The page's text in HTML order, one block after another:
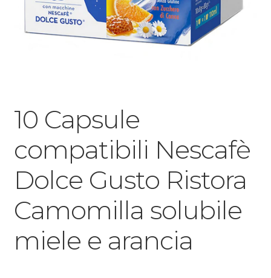
10 Capsule
compatibili Nescafè
Dolce Gusto Ristora
Camomilla solubile
miele e arancia